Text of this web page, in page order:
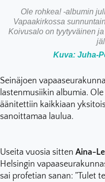
Ole rohkea! -albumin
Vapaakirkossa
Koivusalo on tyytyväinen
Kuva: Juha-
Seinäjoen
lastenmusiikin albumia.
äänitettiin kaikkiaan
sanoittamaa laulua.
Useita vuosia sitten Aina-
Helsingin
sai profetian sanan: ”Tulet